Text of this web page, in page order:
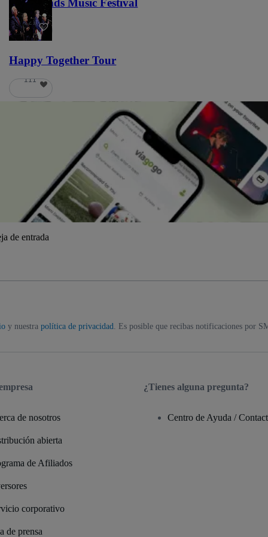
Lost Lands Music Festival
121
Happy Together Tour
111
de entrada
y nuestra política de privacidad . Es posible que recibas notificaciones por
de nosotros
abierta
de Afiliados
corporativo
de prensa
¿Tienes alguna pregunta?
Centro de Ayuda /